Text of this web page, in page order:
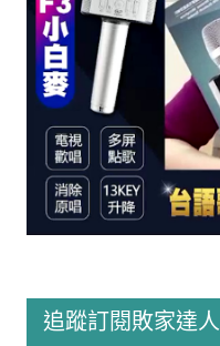
追蹤訂閱敗家達人